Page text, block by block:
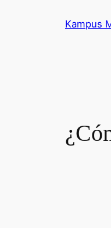
Kampus